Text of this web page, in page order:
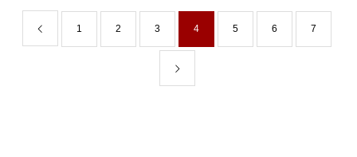
1 2 3 4 5 6 7